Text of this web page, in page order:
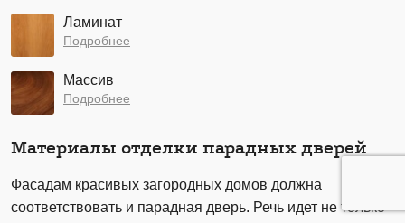
Ламинат
Подробнее
Массив
Подробнее
Материалы отделки парадных дверей
Фасадам красивых загородных домов должна
соответствовать и парадная дверь. Речь идет не только